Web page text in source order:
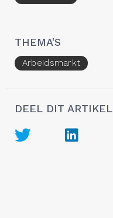
THEMA'S
Arbeidsmarkt
DEEL DIT ARTIKEL